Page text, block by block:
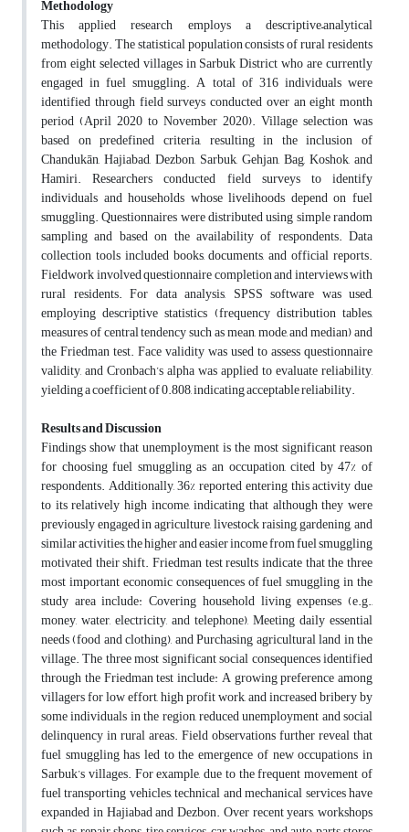
Methodology
This applied research employs a descriptive–analytical
methodology. The statistical population consists of rural residents
from eight selected villages in Sarbuk District who are currently
engaged in fuel smuggling. A total of 316 individuals were
identified through field surveys conducted over an eight month
period (April 2020 to November 2020). Village selection was
based on predefined criteria, resulting in the inclusion of
Chandukān, Hajiabad, Dezbon, Sarbuk, Gehjan, Bag, Koshok, and
Hamiri. Researchers conducted field surveys to identify
individuals and households whose livelihoods depend on fuel
smuggling. Questionnaires were distributed using simple random
sampling and based on the availability of respondents. Data
collection tools included books, documents, and official reports.
Fieldwork involved questionnaire completion and interviews with
rural residents. For data analysis, SPSS software was used,
employing descriptive statistics (frequency distribution tables,
measures of central tendency such as mean, mode, and median) and
the Friedman test. Face validity was used to assess questionnaire
validity, and Cronbach’s alpha was applied to evaluate reliability,
yielding a coefficient of 0.808, indicating acceptable reliability.
Results and Discussion
Findings show that unemployment is the most significant reason
for choosing fuel smuggling as an occupation, cited by 47% of
respondents. Additionally, 36% reported entering this activity due
to its relatively high income, indicating that although they were
previously engaged in agriculture, livestock raising, gardening, and
similar activities, the higher and easier income from fuel smuggling
motivated their shift. Friedman test results indicate that the three
most important economic consequences of fuel smuggling in the
study area include: Covering household living expenses (e.g.,
money, water, electricity, and telephone), Meeting daily essential
needs (food and clothing), and Purchasing agricultural land in the
village. The three most significant social consequences identified
through the Friedman test include: A growing preference among
villagers for low effort, high profit work, and increased bribery by
some individuals in the region, reduced unemployment and social
delinquency in rural areas. Field observations further reveal that
fuel smuggling has led to the emergence of new occupations in
Sarbuk’s villages. For example, due to the frequent movement of
fuel transporting vehicles, technical and mechanical services have
expanded in Hajiabad and Dezbon. Over recent years, workshops